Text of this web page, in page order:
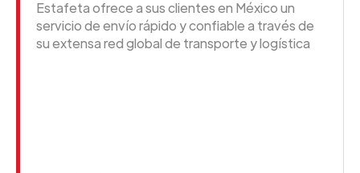
Estafeta ofrece a sus clientes en México un
servicio de envío rápido y confiable a través de
su extensa red global de transporte y logística